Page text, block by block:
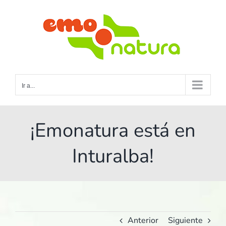
Ir a...
¡Emonatura está en
Inturalba!
Anterior Siguiente